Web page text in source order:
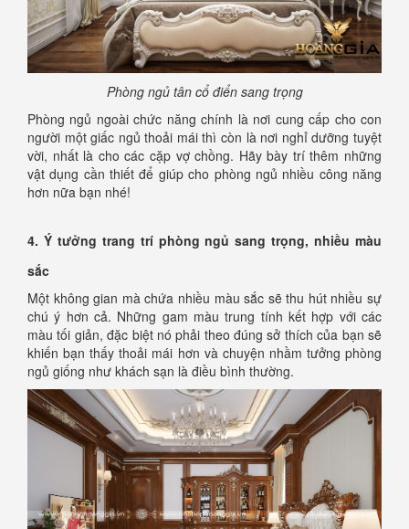
Phòng ngủ tân cổ điển sang trọng
Phòng ngủ ngoài chức năng chính là nơi cung cấp cho con
người một giấc ngủ thoải mái thì còn là nơi nghỉ dưỡng tuyệt
vời, nhất là cho các cặp vợ chồng. Hãy bày trí thêm những
vật dụng cần thiết để giúp cho phòng ngủ nhiều công năng
hơn nữa bạn nhé!
4. Ý tưởng trang trí phòng ngủ sang trọng, nhiều màu
sắc
Một không gian mà chứa nhiều màu sắc sẽ thu hút nhiều sự
chú ý hơn cả. Những gam màu trung tính kết hợp với các
màu tối giản, đặc biệt nó phải theo đúng sở thích của bạn sẽ
khiến bạn thấy thoải mái hơn và chuyện nhầm tưởng phòng
ngủ giống như khách sạn là điều bình thường.